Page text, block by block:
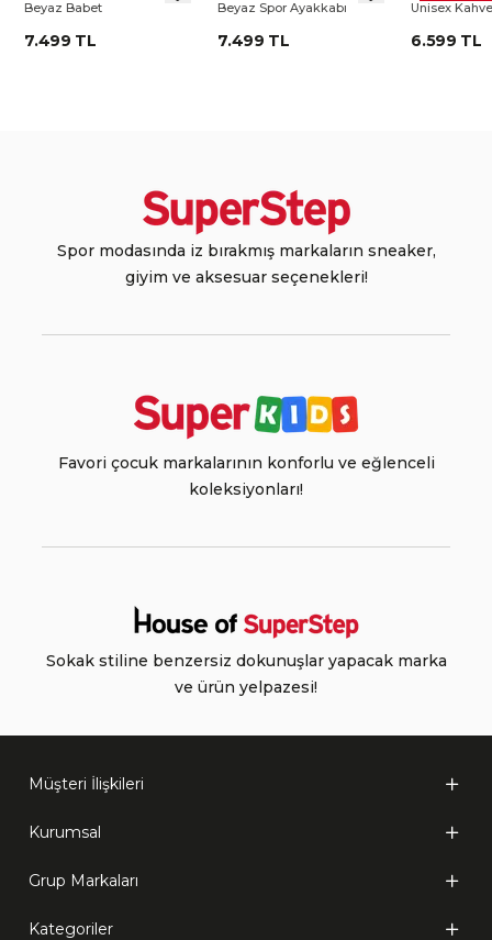
Beyaz Babet
7.499 TL
Beyaz Spor Ayakkabı
7.499 TL
Unisex
6.599 TL
Spor modasında iz bırakmış markaların sneaker,
giyim ve aksesuar seçenekleri!
Favori çocuk markalarının konforlu ve eğlenceli
koleksiyonları!
Sokak stiline benzersiz dokunuşlar yapacak marka
ve ürün yelpazesi!
Müşteri İlişkileri
Kurumsal
Grup Markaları
Kategoriler